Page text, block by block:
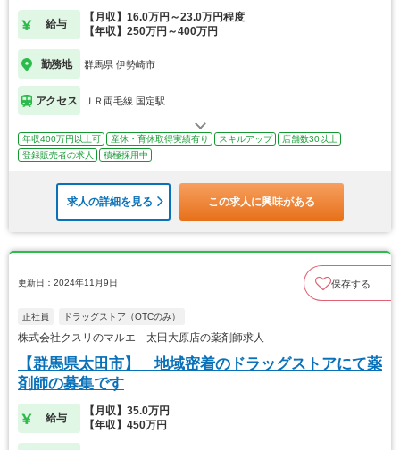
給与
【月収】16.0万円～23.0万円程度
【年収】250万円～400万円
勤務地 群馬県 伊勢崎市
アクセス ＪＲ両毛線 国定駅
年収400万円以上可 産休・育休取得実績有り スキルアップ
店舗数30以上
登録販売者の求人
積極採用中
求人の詳細を見る この求人に興味がある
更新日：2024年11月9日 保存する
正社員 ドラッグストア（OTCのみ）
株式会社クスリのマルエ 太田大原店の薬剤師求人
【群馬県太田市】 地域密着のドラッグストアにて薬
剤師の募集です
給与
【月収】35.0万円
【年収】450万円